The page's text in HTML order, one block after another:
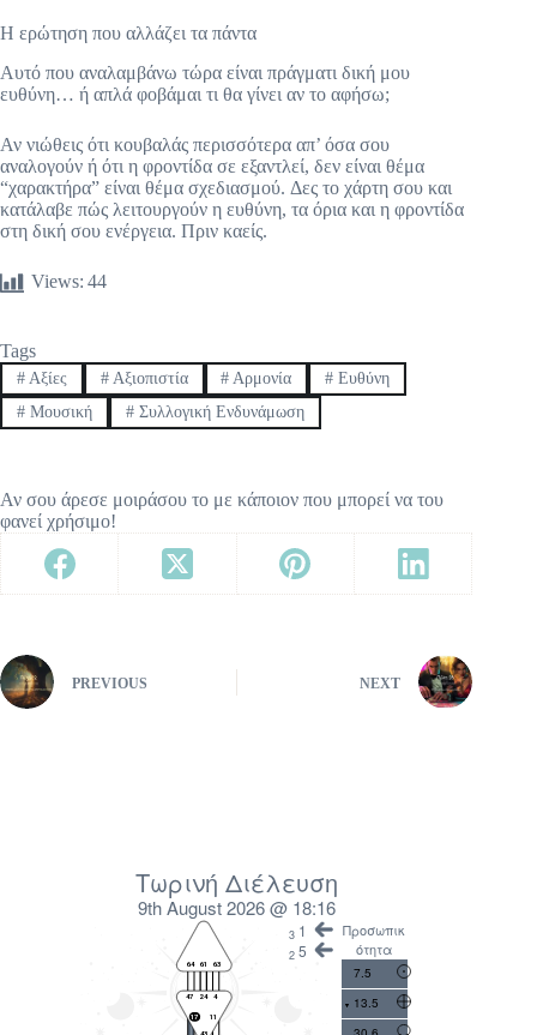
Η ερώτηση που αλλάζει τα πάντα
Αυτό που αναλαμβάνω τώρα είναι πράγματι δική μου
ευθύνη… ή απλά φοβάμαι τι θα γίνει αν το αφήσω;
Αν νιώθεις ότι κουβαλάς περισσότερα απ’ όσα σου
αναλογούν ή ότι η φροντίδα σε εξαντλεί, δεν είναι θέμα
“χαρακτήρα” είναι θέμα σχεδιασμού. Δες το χάρτη σου και
κατάλαβε πώς λειτουργούν η ευθύνη, τα όρια και η φροντίδα
στη δική σου ενέργεια. Πριν καείς.
Views: 44
Tags
#Αξίες #Αξιοπιστία # Αρμονία # Ευθύνη
#Μουσική #Συλλογική Ενδυνάμωση
Αν σου άρεσε μοιράσου το με κάποιον που μπορεί να του
φανεί χρήσιμο!
PREVIOUS NEXT
Τωρινή Διέλευση
9th August 2026 @ 18:16
31
25
Προσωπικ
ότητα
7.5
13.5